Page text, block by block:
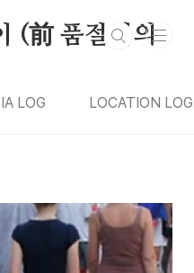
(前 품절녀의
LOG LOCATION LOG